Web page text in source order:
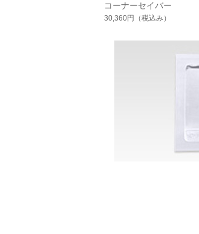
コーナーセイバー
30,360円 （税込み）